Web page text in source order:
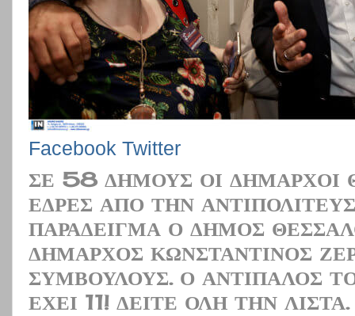
Facebook Twitter
ΣΕ 58 ΔΉΜΟΥΣ ΟΙ ΔΉΜΑΡΧΟΙ
ΈΔΡΕΣ ΑΠΌ ΤΗΝ
ΠΑΡΆΔΕΙΓΜΑ Ο ΔΉΜΟΣ
ΔΉΜΑΡΧΟΣ ΚΩΝΣΤΑΝΤΊΝΟΣ
ΣΥΜΒΟΎΛΟΥΣ. Ο ΑΝΤΊΠΑΛΌΣ
ΈΧΕΙ 11! ΔΕΊΤΕ ΌΛΗ ΤΗΝ ΛΊΣΤΑ.